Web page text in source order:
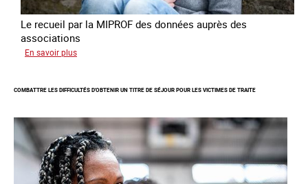
Le recueil par la MIPROF des données auprès des
associations
En savoir plus
l'enquête
sur
les
victimes
de
traite
COMBATTRE LES DIFFICULTÉS D'OBTENIR UN TITRE DE SÉJOUR POUR LES VICTIMES DE TRAITE